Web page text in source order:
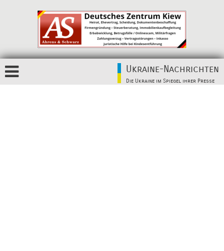
Ukraine-Nachrichten
Die Ukraine im Spiegel ihrer Presse